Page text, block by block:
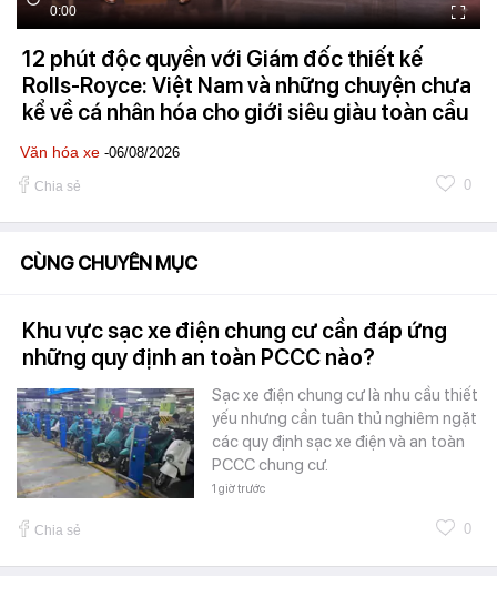
0:00
12 phút độc quyền với Giám đốc thiết kế
Rolls-Royce: Việt Nam và những chuyện chưa
kể về cá nhân hóa cho giới siêu giàu toàn cầu
Văn hóa xe -06/08/2026
Chia sẻ 0
CÙNG CHUYÊN MỤC
Khu vực sạc xe điện chung cư cần đáp ứng
những quy định an toàn PCCC nào?
Sạc xe điện chung cư là nhu cầu thiết
yếu nhưng cần tuân thủ nghiêm ngặt
các quy định sạc xe điện và an toàn
PCCC chung cư.
1 giờ trước
Chia sẻ 0